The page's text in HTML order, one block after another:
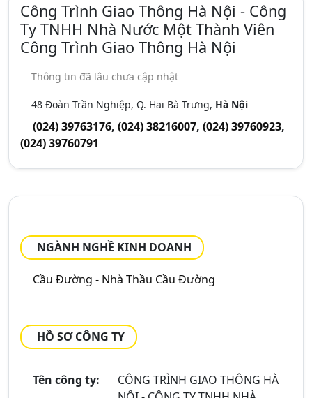
Công Trình Giao Thông Hà Nội - Công
Ty TNHH Nhà Nước Một Thành Viên
Công Trình Giao Thông Hà Nội
Thông tin đã lâu chưa cập nhật
48 Đoàn Trần Nghiệp, Q. Hai Bà Trưng, Hà Nội
(024) 39763176, (024) 38216007, (024) 39760923,
(024) 39760791
NGÀNH NGHỀ KINH DOANH
Cầu Đường - Nhà Thầu Cầu Đường
HỒ SƠ CÔNG TY
Tên công ty:
CÔNG TRÌNH GIAO THÔNG HÀ